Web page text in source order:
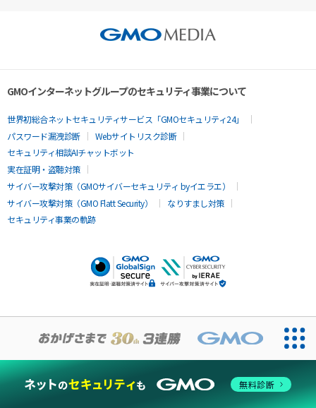
GMOインターネットグループのセキュリティ事業について
世界初総合ネットセキュリティサービス「GMOセキュリティ24」
パスワード漏洩診断
Webサイトリスク診断
セキュリティ相談AIチャットボット
実在証明・盗聴対策
サイバー攻撃対策（GMOサイバーセキュリティ byイエラエ）
サイバー攻撃対策（GMO Flatt Security）
なりすまし対策
セキュリティ事業の軌跡
無料診断